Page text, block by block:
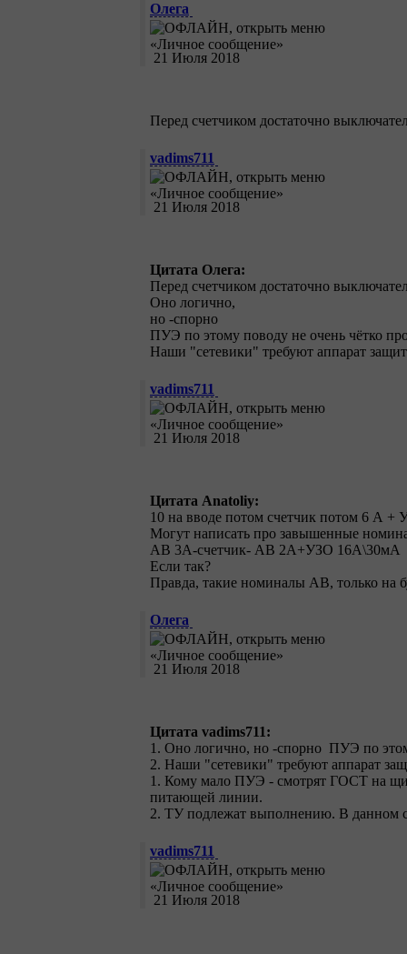
Олега
21 Июля 2018
Перед счетчиком достаточно
vadims711
21 Июля 2018
Цитата Олега:
Перед счетчиком достаточно
Оно логично,
но -спорно
ПУЭ по этому поводу не очень чётко
Наши "сетевики" требуют аппарат
vadims711
21 Июля 2018
Цитата Anatoliy:
10 на вводе потом счетчик потом 6 А +
Могут написать про завышенные
АВ 3А-счетчик- АВ 2А+УЗО 16А\30мА
Если так?
Правда, такие номиналы АВ, только на
Олега
21 Июля 2018
Цитата vadims711:
1. Оно логично, но -спорно ПУЭ по
2. Наши "сетевики" требуют аппарат
1. Кому мало ПУЭ - смотрят ГОСТ на
питающей линии.
2. ТУ подлежат выполнению. В данном
vadims711
21 Июля 2018